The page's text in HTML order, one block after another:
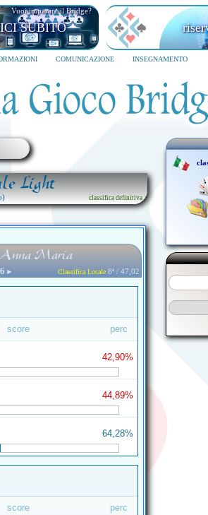
Vuoi imparare il Bridge?
SUBITO
COMUNICAZIONE INSEGNAMENTO
Light
classifica definitiva
Maria
6 ► Classifica Locale 8ª / 47,02
score perc
42,90%
44,89%
64,28%
score perc